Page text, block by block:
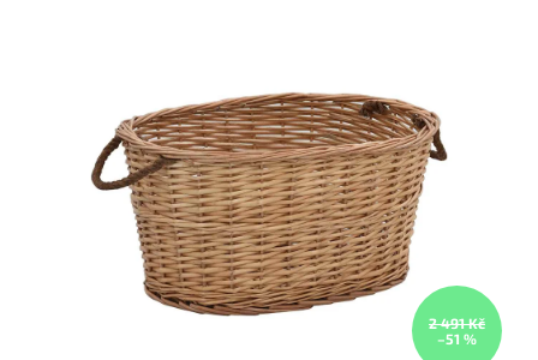
2 491 Kč
–51 %